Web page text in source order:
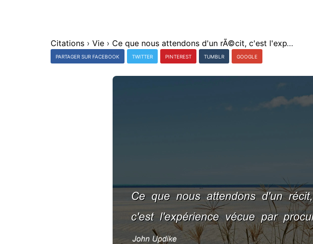
Citations › Vie › Ce que nous attendons d'un rÃ©cit, c'est l'expÃ©rience vÃ©cue par procuration.
PARTAGER SUR FACEBOOK TWITTER PINTEREST TUMBLR GOOGLE